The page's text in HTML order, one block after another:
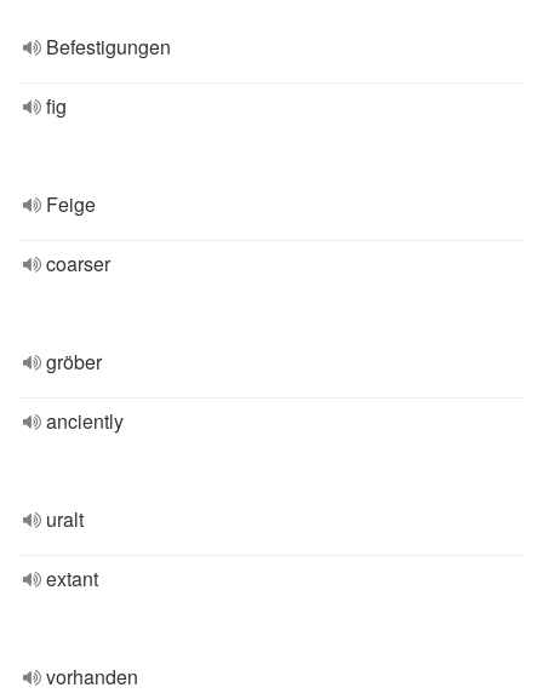
Befestigungen
fig
Feige
coarser
gröber
anciently
uralt
extant
vorhanden